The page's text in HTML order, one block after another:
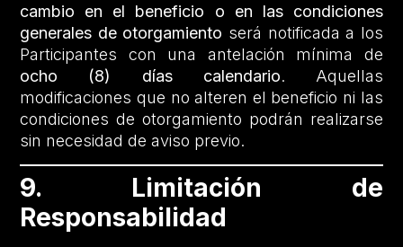
cambio en el beneficio o en las condiciones
generales de otorgamiento será notificada a los
Participantes con una antelación mínima de
ocho (8) días calendario. Aquellas
modificaciones que no alteren el beneficio ni las
condiciones de otorgamiento podrán realizarse
sin necesidad de aviso previo.
9. Limitación de
Responsabilidad